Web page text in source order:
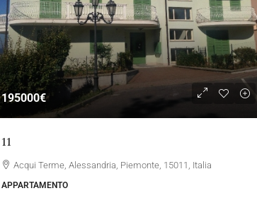
195000€
11
Acqui Terme, Alessandria, Piemonte, 15011, Italia
APPARTAMENTO